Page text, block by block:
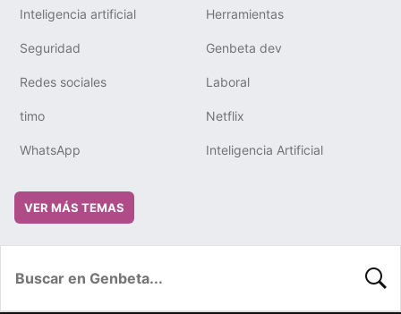
Inteligencia artificial Herramientas
Seguridad Genbeta dev
Redes sociales Laboral
timo Netflix
WhatsApp Inteligencia Artificial
VER MÁS TEMAS